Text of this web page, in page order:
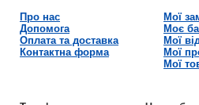
Про нас
Допомога
Оплата та доставка
Контактна форма
Мої
Моє
Мої
Мої
Мої